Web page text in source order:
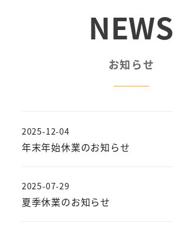
NEWS
お知らせ
年末年始休業のお知らせ
投稿日
2025-12-04
夏季休業のお知らせ
投稿日
2025-07-29